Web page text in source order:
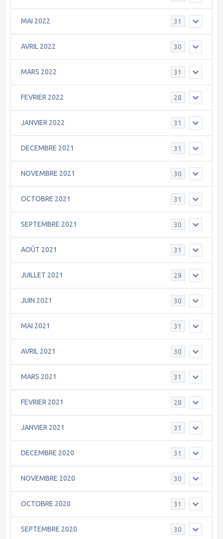
MAI 2022 31
AVRIL 2022 30
MARS 2022 31
FEVRIER 2022 28
JANVIER 2022 31
DECEMBRE 2021 31
NOVEMBRE 2021 30
OCTOBRE 2021 31
SEPTEMBRE 2021 30
AOÛT 2021 31
JUILLET 2021 29
JUIN 2021 30
MAI 2021 31
AVRIL 2021 30
MARS 2021 31
FEVRIER 2021 28
JANVIER 2021 31
DECEMBRE 2020 31
NOVEMBRE 2020 30
OCTOBRE 2020 31
SEPTEMBRE 2020 30